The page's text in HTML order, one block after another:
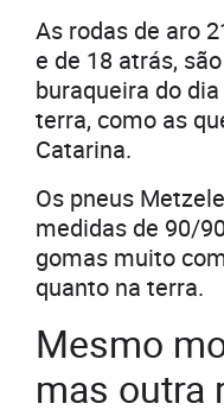
As rodas de aro
e de 18 atrás,
buraqueira do
terra, como as
Catarina.
Os pneus
medidas de 90/
gomas muito
quanto na terra.
Mesmo
mas outra